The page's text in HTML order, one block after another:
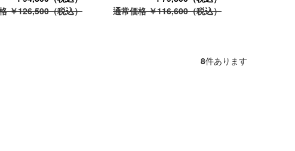
￥126,500（税込）
通常価格 ￥116,600（税込）
8件あります